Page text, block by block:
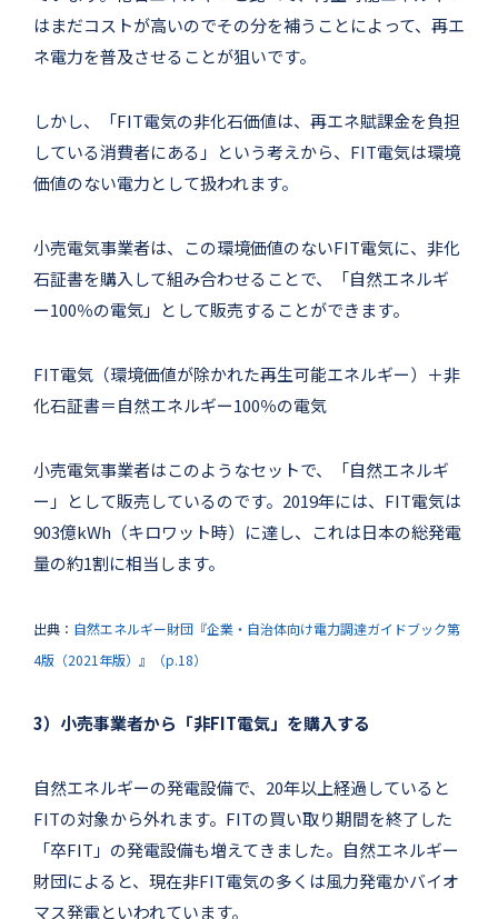
はまだコストが高いのでその分を補うことによって、再エ
ネ電力を普及させることが狙いです。
しかし、「FIT電気の非化石価値は、再エネ賦課金を負担
している消費者にある」という考えから、FIT電気は環境
価値のない電力として扱われます。
小売電気事業者は、この環境価値のないFIT電気に、非化
石証書を購入して組み合わせることで、「自然エネルギ
ー100％の電気」として販売することができます。
FIT電気（環境価値が除かれた再生可能エネルギー）＋非
化石証書＝自然エネルギー100％の電気
小売電気事業者はこのようなセットで、「自然エネルギ
ー」として販売しているのです。2019年には、FIT電気は
903億kWh（キロワット時）に達し、これは日本の総発電
量の約1割に相当します。
出典： 自然エネルギー財団『企業・自治体向け電力調達ガイドブック第
4版（2021年版）』（p.18）
3）小売事業者から「非FIT電気」を購入する
自然エネルギーの発電設備で、20年以上経過していると
FITの対象から外れます。FITの買い取り期間を終了した
「卒FIT」の発電設備も増えてきました。自然エネルギー
財団によると、現在非FIT電気の多くは風力発電かバイオ
マス発電といわれています。